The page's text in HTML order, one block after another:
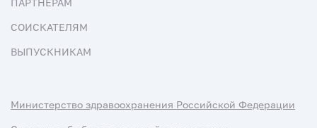
ПАРТНЕРАМ
СОИСКАТЕЛЯМ
ВЫПУСКНИКАМ
Министерство здравоохранения Российской Федерации